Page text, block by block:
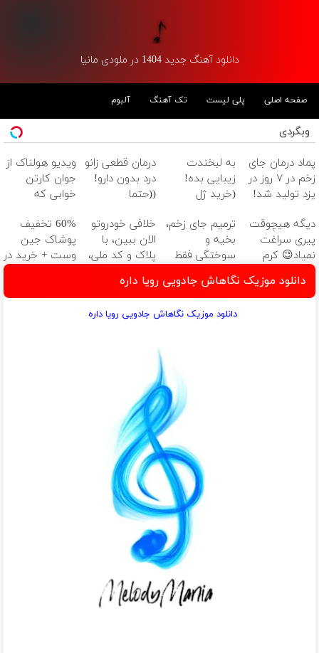
دانلود آهنگ جدید 1404 در ملودی مانیا
صفحه اصلی پلی لیست تک آهنگ آلبوم
وبگردی
پماد درمان جای
زخم در ۷ روز در
یزد تولید شد!
به لبخندت
زیبایی بده!
(خرید ژل
دندان
با40%تخفیف)
درمان قطعی زانو
درد بدون دارو!
((حتما
کن))
ویدیو هولناک از
جوان کارتن
خوابی که
آموزش رایگان
دیگه هیچوقت
پیری سراغت
نمیاد😉 کرم
ضدچروک
گیاهی👈🏻
45%تخفیف
ترمیم جای زخم،
بخیه و
سوختگی فقط
در 3 هفته!!😍
خلافی خودروتو
الان ببین، با
پلاک و کد ملی،
مراجعه حضوری
60% تخفیف
پوشاک جین
وست + خرید در
دانلود موزیک نگاهاش جادویی رویا داره
دانلود موزیک نگاهاش جادویی رویا داره